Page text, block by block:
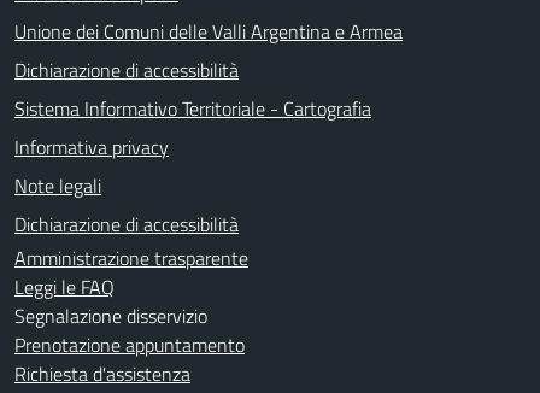
Unione dei Comuni delle Valli Argentina e Armea
Dichiarazione di accessibilità
Sistema Informativo Territoriale - Cartografia
Informativa privacy
Note legali
Dichiarazione di accessibilità
Amministrazione trasparente
Leggi le FAQ
Segnalazione disservizio
Prenotazione appuntamento
Richiesta d'assistenza